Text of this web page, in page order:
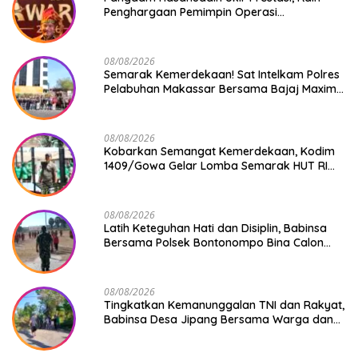
Penghargaan Pemimpin Operasi
08/08/2026
Semarak Kemerdekaan! Sat Intelkam Polres
Pelabuhan Makassar Bersama Bajaj Maxim
08/08/2026
Kobarkan Semangat Kemerdekaan, Kodim
1409/Gowa Gelar Lomba Semarak HUT RI
08/08/2026
Latih Keteguhan Hati dan Disiplin, Babinsa
Bersama Polsek Bontonompo Bina Calon
08/08/2026
Tingkatkan Kemanunggalan TNI dan Rakyat,
Babinsa Desa Jipang Bersama Warga dan